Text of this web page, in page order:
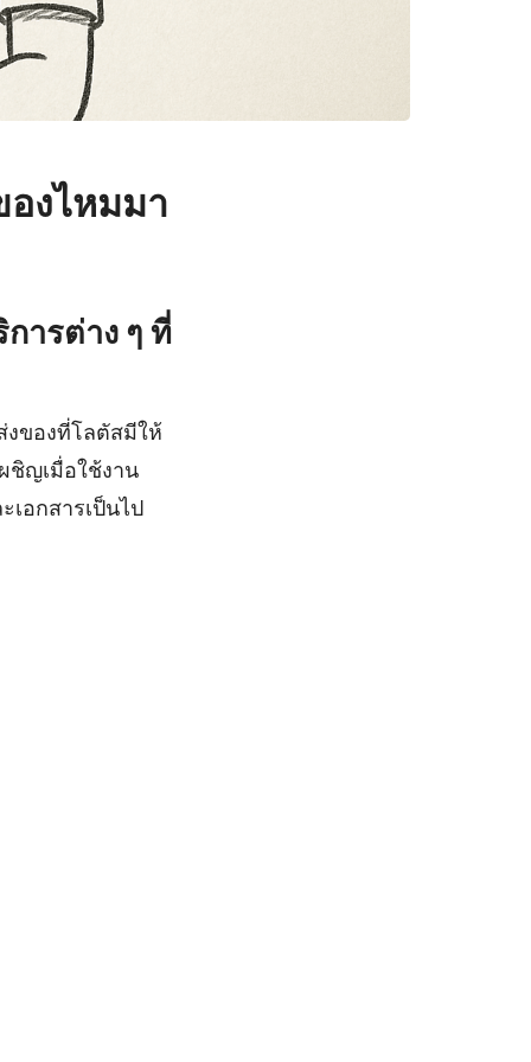
งไหมมา
ารต่าง ๆ ที่
งของที่โลตัสมีให้
ชิญเมื่อใช้งาน
อกสารเป็นไป